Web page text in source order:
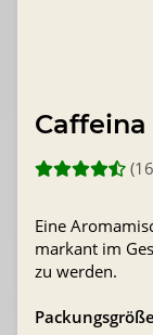
Caffeina
Eine
markant im
zu werden.
Packungsgröße